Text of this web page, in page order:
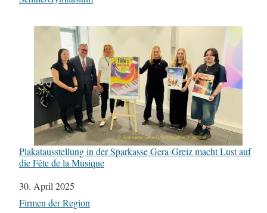
Plakatausstellung in der Sparkasse Gera-Greiz macht Lust auf
die Fête de la Musique
Datum
30. April 2025
In Bezug auf
Firmen der Region